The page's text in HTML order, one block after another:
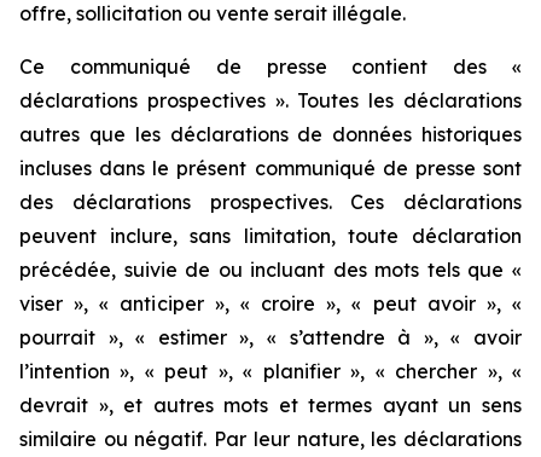
offre, sollicitation ou vente serait illégale.
Ce communiqué de presse contient des «
déclarations prospectives ». Toutes les déclarations
autres que les déclarations de données historiques
incluses dans le présent communiqué de presse sont
des déclarations prospectives. Ces déclarations
peuvent inclure, sans limitation, toute déclaration
précédée, suivie de ou incluant des mots tels que «
viser », « anticiper », « croire », « peut avoir », «
pourrait », « estimer », « s’attendre à », « avoir
l’intention », « peut », « planifier », « chercher », «
devrait », et autres mots et termes ayant un sens
similaire ou négatif. Par leur nature, les déclarations